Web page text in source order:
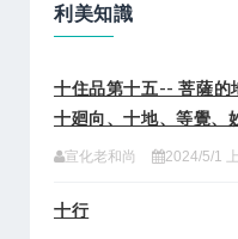
利美知識
十住品第十五-- 菩薩的
十廻向、十地、等覺、
宣化老和尚 2024/5/1
十行